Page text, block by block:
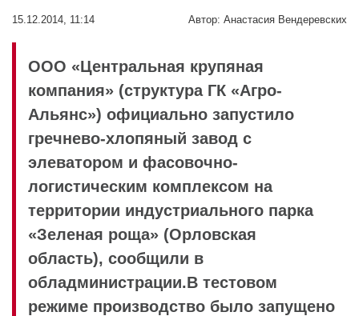
15.12.2014, 11:14 Автор: Анастасия Вендеревских
ООО «Центральная крупяная
компания» (структура ГК «Агро-
Альянс») официально запустило
гречнево-хлопяный завод с
элеватором и фасовочно-
логистическим комплексом на
территории индустриального парка
«Зеленая роща» (Орловская
область), сообщили в
обладминистрации.В тестовом
режиме производство было запущено